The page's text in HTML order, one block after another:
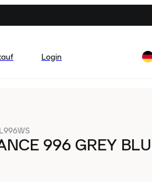
Login
996 GREY